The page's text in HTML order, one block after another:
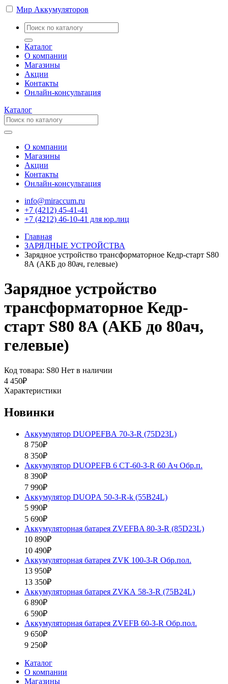
Мир Аккумуляторов
Каталог
О компании
Магазины
Акции
Контакты
Онлайн-консультация
Каталог
О компании
Магазины
Акции
Контакты
Онлайн-консультация
info@miraccum.ru
+7 (4212) 45-41-41
+7 (4212) 46-10-41 для юр.лиц
Главная
ЗАРЯДНЫЕ УСТРОЙСТВА
Зарядное устройство трансформаторное Кедр-старт S80
8А (АКБ до 80ач, гелевые)
Зарядное устройство
трансформаторное Кедр-
старт S80 8А (АКБ до 80ач,
гелевые)
Код товара: S80 Нет в наличии
4 450₽
Характеристики
Новинки
Аккумулятор DUOPEFBА 70-З-R (75D23L)
8 750₽
8 350₽
Аккумулятор DUOPEFB 6 СТ-60-З-R 60 Ач Обр.п.
8 390₽
7 990₽
Аккумулятор DUOPА 50-З-R-k (55B24L)
5 990₽
5 690₽
Аккумуляторная батарея ZVEFBA 80-З-R (85D23L)
10 890₽
10 490₽
Аккумуляторная батарея ZVК 100-З-R Обр.пол.
13 950₽
13 350₽
Аккумуляторная батарея ZVKА 58-З-R (75B24L)
6 890₽
6 590₽
Аккумуляторная батарея ZVEFB 60-З-R Обр.пол.
9 650₽
9 250₽
Каталог
О компании
Магазины